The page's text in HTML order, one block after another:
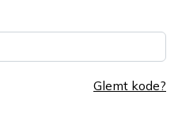
Glemt kode?